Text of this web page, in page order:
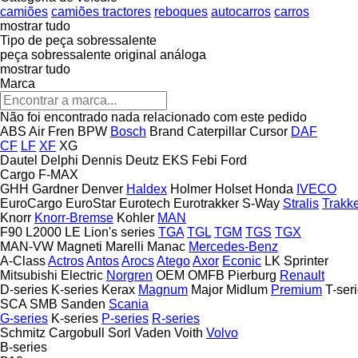
camiões camiões tractores reboques autocarros carros
mostrar tudo
Tipo de peça sobressalente
peça sobressalente original análoga
mostrar tudo
Marca
Não foi encontrado nada relacionado com este pedido
ABS Air Fren BPW Bosch Brand Caterpillar Cursor DAF
CF LF XF XG
Dautel Delphi Dennis Deutz EKS Febi Ford
Cargo F-MAX
GHH Gardner Denver Haldex Holmer Holset Honda IVECO
EuroCargo EuroStar Eurotech Eurotrakker S-Way Stralis
Knorr Knorr-Bremse Kohler MAN
F90 L2000 LE Lion's series TGA TGL TGM TGS TGX
MAN-VW Magneti Marelli Manac Mercedes-Benz
A-ClassActrosAntosArocsAtegoAxor Econic LK Sprinter
Mitsubishi Electric Norgren OEM OMFB Pierburg Renault
D-series K-series Kerax Magnum Major Midlum Premium T-
SCA SMB Sanden Scania
G-series K-series P-series R-series
Schmitz Cargobull
Sorl Vaden Voith Volvo
B-series